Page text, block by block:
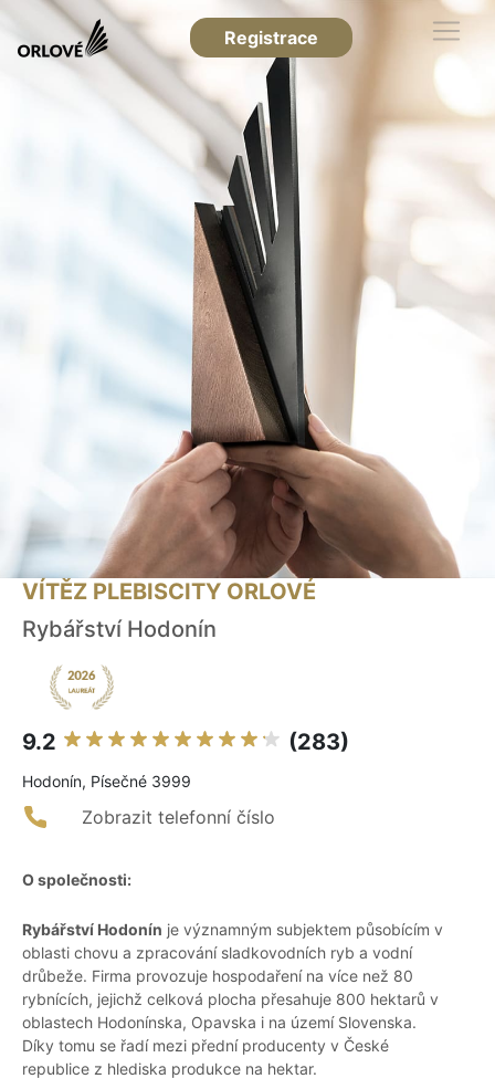
Registrace
VÍTĚZ PLEBISCITY ORLOVÉ
Rybářství Hodonín
9.2 (283)
Hodonín, Písečné 3999
Zobrazit telefonní číslo
O společnosti:
Rybářství Hodonín je významným subjektem působícím v
oblasti chovu a zpracování sladkovodních ryb a vodní
drůbeže. Firma provozuje hospodaření na více než 80
rybnících, jejichž celková plocha přesahuje 800 hektarů v
oblastech Hodonínska, Opavska i na území Slovenska.
Díky tomu se řadí mezi přední producenty v České
republice z hlediska produkce na hektar.